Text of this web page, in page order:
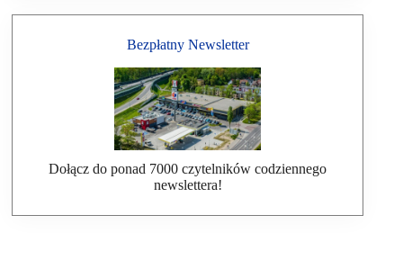
Bezpłatny Newsletter
Dołącz do ponad 7000 czytelników codziennego
newslettera!